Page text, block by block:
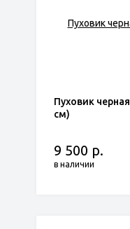
Пуховик
см)
9 500 р.
в наличии